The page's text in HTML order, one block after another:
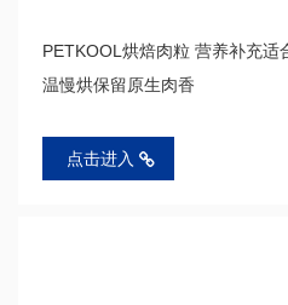
PETKOOL烘焙肉粒 营养补充
温慢烘保留原生肉香
点击进入